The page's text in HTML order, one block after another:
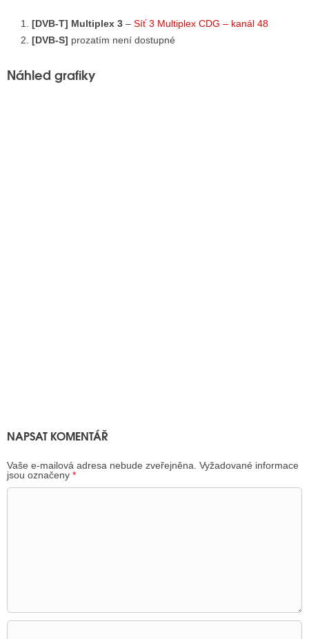
[DVB-T] Multiplex 3 – Síť 3 Multiplex CDG – kanál 48
[DVB-S] prozatím není dostupné
Náhled grafiky
NAPSAT KOMENTÁŘ
Vaše e-mailová adresa nebude zveřejněna. Vyžadované informace
jsou označeny *